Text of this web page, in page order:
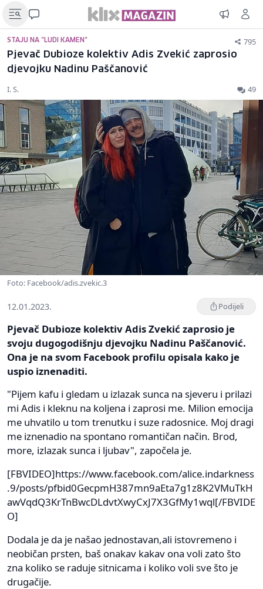
STAJU NA "LUDI KAMEN" 795
Pjevač Dubioze kolektiv Adis Zvekić zaprosio
djevojku Nadinu Paščanović
I. S. 49
Foto: Facebook/adis.zvekic.3
12.01.2023. Podijeli
Pjevač Dubioze kolektiv Adis Zvekić zaprosio je
svoju dugogodišnju djevojku Nadinu Paščanović.
Ona je na svom Facebook profilu opisala kako je
uspio iznenaditi.
"Pijem kafu i gledam u izlazak sunca na sjeveru i prilazi
mi Adis i kleknu na koljena i zaprosi me. Milion emocija
me uhvatilo u tom trenutku i suze radosnice. Moj dragi
me iznenadio na spontano romantičan način. Brod,
more, izlazak sunca i ljubav", započela je.
[FBVIDEO]https://www.facebook.com/alice.indarkness
.9/posts/pfbid0GecpmH387mn9aEta7g1z8K2VMuTkH
awVqdQ3KrTnBwcDLdvtXwyCxJ7X3GfMy1wql[/FBVIDE
O]
Dodala je da je našao jednostavan,ali istovremeno i
neobičan prsten, baš onakav kakav ona voli zato što
zna koliko se raduje sitnicama i koliko voli sve što je
drugačije.